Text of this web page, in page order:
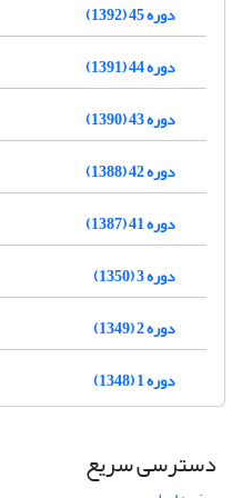
دوره 45 (1392)
دوره 44 (1391)
دوره 43 (1390)
دوره 42 (1388)
دوره 41 (1387)
دوره 3 (1350)
دوره 2 (1349)
دوره 1 (1348)
دسترسی سریع